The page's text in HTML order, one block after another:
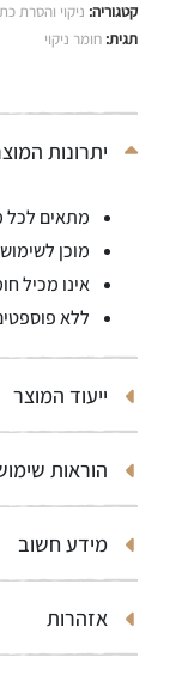
קטגוריה: ניקוי והסרת
תגית:חומר ניקוי
יתרונות
מתאים לכל
מוכן לשימוש
אינו מכיל
ללא
ייעוד המוצר
הוראות
מידע חשוב
אזהרות